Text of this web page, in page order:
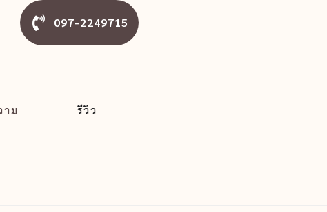
097-2249715
ม รีวิว